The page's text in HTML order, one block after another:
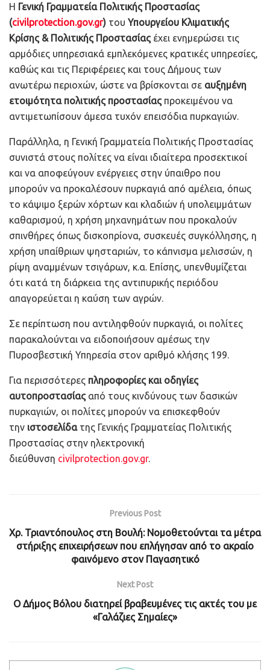
Η Γενική Γραμματεία Πολιτικής Προστασίας
(civilprotection.gov.gr) του Υπουργείου Κλιματικής
Κρίσης & Πολιτικής Προστασίας έχει ενημερώσει τις
αρμόδιες υπηρεσιακά εμπλεκόμενες κρατικές υπηρεσίες,
καθώς και τις Περιφέρειες και τους Δήμους των
ανωτέρω περιοχών, ώστε να βρίσκονται σε αυξημένη
ετοιμότητα πολιτικής προστασίας προκειμένου να
αντιμετωπίσουν άμεσα τυχόν επεισόδια πυρκαγιών.
Παράλληλα, η Γενική Γραμματεία Πολιτικής Προστασίας
συνιστά στους πολίτες να είναι ιδιαίτερα προσεκτικοί
και να αποφεύγουν ενέργειες στην ύπαιθρο που
μπορούν να προκαλέσουν πυρκαγιά από αμέλεια, όπως
το κάψιμο ξερών χόρτων και κλαδιών ή υπολειμμάτων
καθαρισμού, η χρήση μηχανημάτων που προκαλούν
σπινθήρες όπως δισκοπρίονα, συσκευές συγκόλλησης, η
χρήση υπαίθριων ψησταριών, το κάπνισμα μελισσών, η
ρίψη αναμμένων τσιγάρων, κ.α. Επίσης, υπενθυμίζεται
ότι κατά τη διάρκεια της αντιπυρικής περιόδου
απαγορεύεται η καύση των αγρών.
Σε περίπτωση που αντιληφθούν πυρκαγιά, οι πολίτες
παρακαλούνται να ειδοποιήσουν αμέσως την
Πυροσβεστική Υπηρεσία στον αριθμό κλήσης 199.
Για περισσότερες πληροφορίες και οδηγίες
αυτοπροστασίας από τους κινδύνους των δασικών
πυρκαγιών, οι πολίτες μπορούν να επισκεφθούν
την ιστοσελίδατης Γενικής Γραμματείας Πολιτικής
Προστασίας στην ηλεκτρονική
διεύθυνση civilprotection.gov.gr.
Previous Post
Χρ. Τριαντόπουλος στη Βουλή: Νομοθετούνται τα μέτρα
στήριξης επιχειρήσεων που επλήγησαν από το ακραίο
φαινόμενο στον Παγασητικό
Next Post
Ο Δήμος Βόλου διατηρεί βραβευμένες τις ακτές του με
«Γαλάζιες Σημαίες»